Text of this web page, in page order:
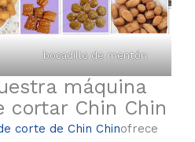
bocadillo de mentón
máquina
cortar Chin Chin
corte de Chin Chinofrece